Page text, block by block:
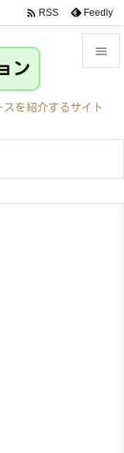

サイド
前へ

 RSS Feedly
ン
を紹介するサイト